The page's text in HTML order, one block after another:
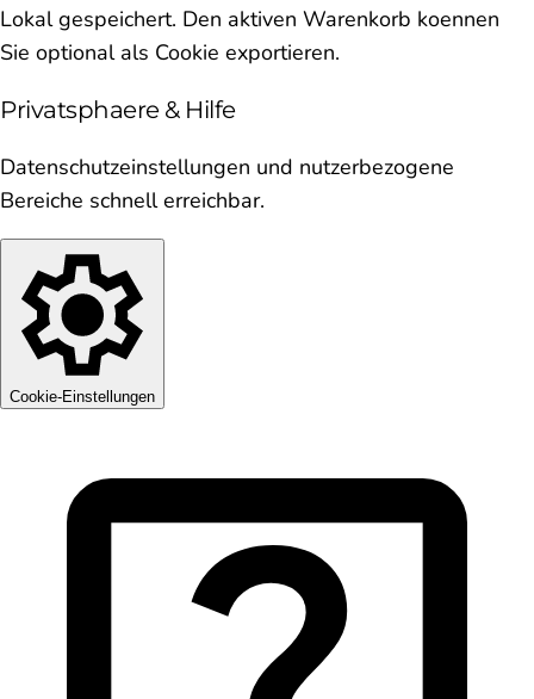
Lokal gespeichert. Den aktiven Warenkorb koennen
Sie optional als Cookie exportieren.
Privatsphaere & Hilfe
Datenschutzeinstellungen und nutzerbezogene
Bereiche schnell erreichbar.
Cookie-Einstellungen